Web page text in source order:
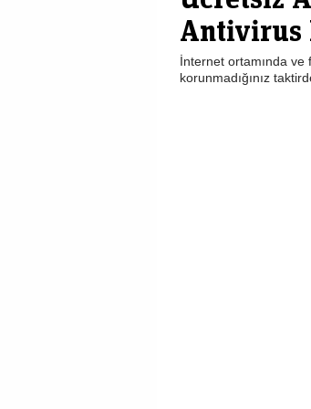
Antivirus
İnternet ortamında ve
korunmadığınız